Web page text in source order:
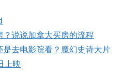
？说说加拿大买房的流程
是去电影院看？魔幻史诗大片
上映